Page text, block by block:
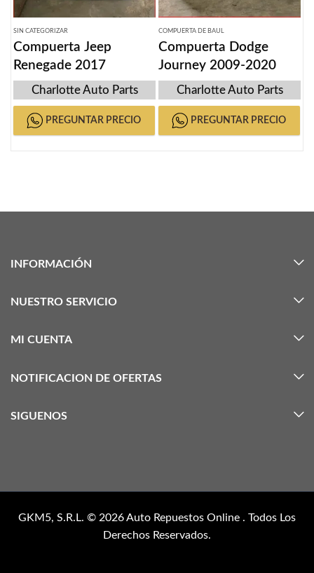
SIN CATEGORIZAR
Compuerta Jeep
Renegade 2017
Charlotte Auto Parts
PREGUNTAR PRECIO
COMPUERTA DE BAUL
Compuerta Dodge
Journey 2009-2020
Charlotte Auto Parts
PREGUNTAR PRECIO
INFORMACIÓN
NUESTRO SERVICIO
MI CUENTA
NOTIFICACION DE OFERTAS
SIGUENOS
GKM5, S.R.L. © 2026Auto Repuestos Online . Todos Los
Derechos Reservados.